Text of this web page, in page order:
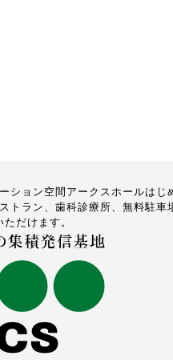
ション空間アークスホールはじ
トラン、歯科診療所、無料駐車
だけます。